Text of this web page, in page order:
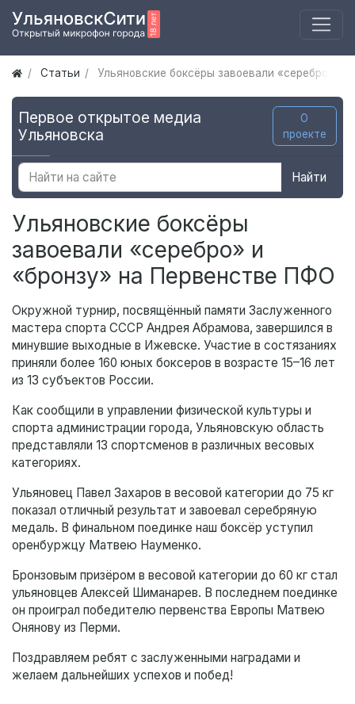
Статьи Ульяновские боксёры завоевали «серебро» и
Первое открытое медиа
Ульяновска
О
проекте
Найти
Ульяновские боксёры
завоевали «серебро» и
«бронзу» на Первенстве ПФО
Окружной турнир, посвящённый памяти Заслуженного
мастера спорта СССР Андрея Абрамова, завершился в
минувшие выходные в Ижевске. Участие в состязаниях
приняли более 160 юных боксеров в возрасте 15–16 лет
из 13 субъектов России.
Как сообщили в управлении физической культуры и
спорта администрации города, Ульяновскую область
представляли 13 спортсменов в различных весовых
категориях.
Ульяновец Павел Захаров в весовой категории до 75 кг
показал отличный результат и завоевал серебряную
медаль. В финальном поединке наш боксёр уступил
оренбуржцу Матвею Науменко.
Бронзовым призёром в весовой категории до 60 кг стал
ульяновцев Алексей Шиманарев. В последнем поединке
он проиграл победителю первенства Европы Матвею
Онянову из Перми.
Поздравляем ребят с заслуженными наградами и
желаем дальнейших успехов и побед!